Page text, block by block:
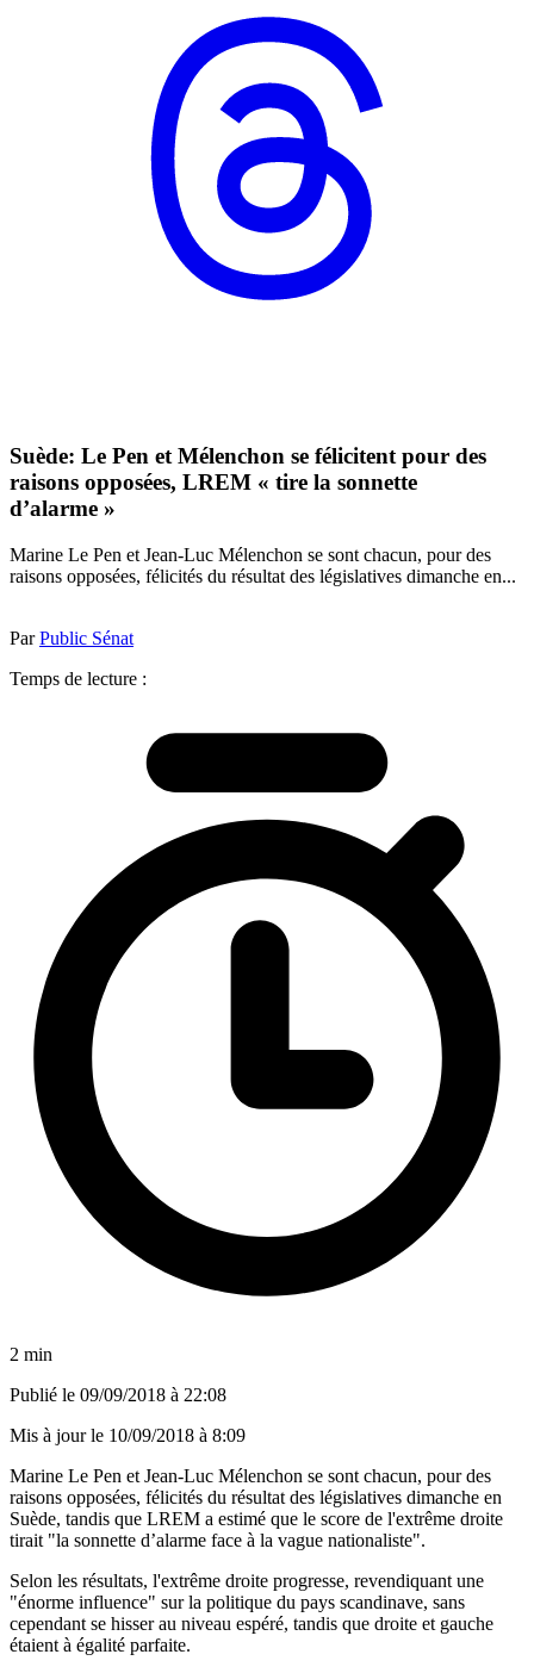
Suède: Le Pen et Mélenchon se félicitent pour des
raisons opposées, LREM « tire la sonnette
d’alarme »
Marine Le Pen et Jean-Luc Mélenchon se sont chacun, pour des
raisons opposées, félicités du résultat des législatives dimanche en...
ParPublic Sénat
Temps de lecture :
2 min
Publié le 09/09/2018 à 22:08
Mis à jour le 10/09/2018 à 8:09
Marine Le Pen et Jean-Luc Mélenchon se sont chacun, pour des
raisons opposées, félicités du résultat des législatives dimanche en
Suède, tandis que LREM a estimé que le score de l'extrême droite
tirait "la sonnette d’alarme face à la vague nationaliste".
Selon les résultats, l'extrême droite progresse, revendiquant une
"énorme influence" sur la politique du pays scandinave, sans
cependant se hisser au niveau espéré, tandis que droite et gauche
étaient à égalité parfaite.